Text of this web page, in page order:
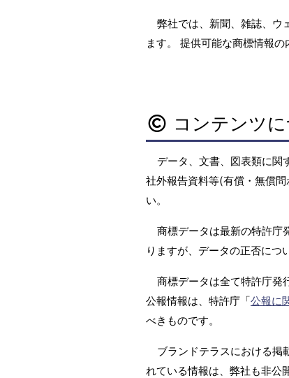
弊社では、新聞、雑誌、ウ
ます。 提供可能な商標情報
コンテンツ
データ、文書、図表類に関
社外報告資料等(有償・無償
い。
商標データは最新の特許庁
りますが、データの正否につ
商標データは全て特許庁発
公報情報は、特許庁「公報に
べきものです。
ブランドテラスにおける
れている情報は、弊社も非公